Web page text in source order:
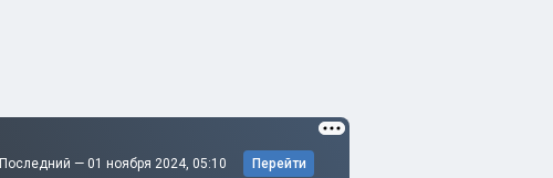
Последний — 01 ноября 2024, 05:10 Перейти